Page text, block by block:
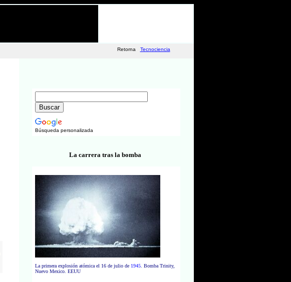
Retorna Tecnociencia
Búsqueda personalizada
La carrera tras la bomba
La primera explosión atómica el 16 de julio de 1945 . Bomba Trinity,
Nuevo Mexico. EEUU